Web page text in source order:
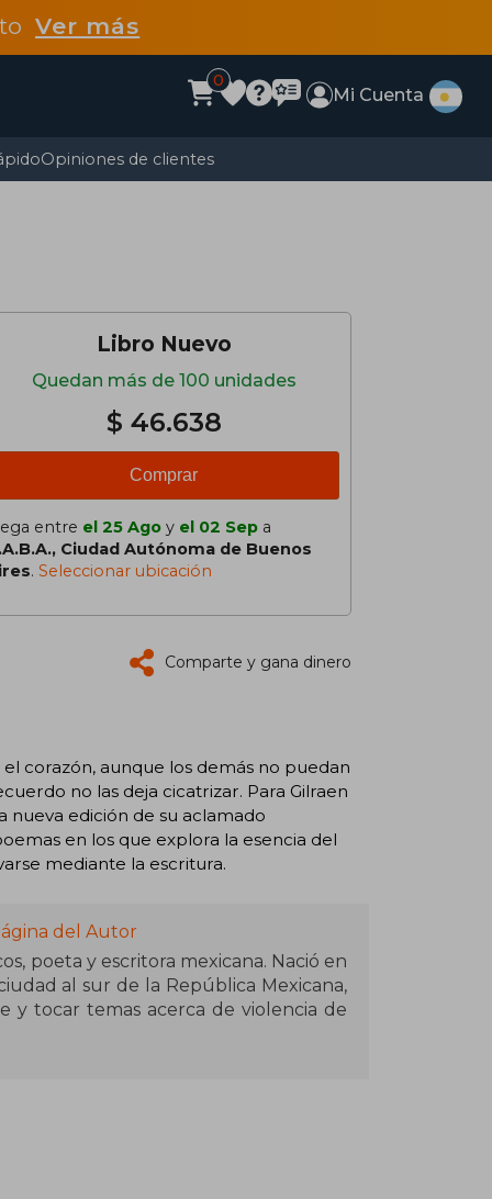
Ver más
0
Mi Cuenta
Opiniones de clientes
Libro Nuevo
Quedan más de 100 unidades
$ 46.638
Comprar
entre el 25 Ago y el 02 Sep a
Ciudad Autónoma de Buenos
. Seleccionar ubicación
Comparte y gana dinero
corazón, aunque los demás no puedan
no las deja cicatrizar. Para Gilraen
nueva edición de su aclamado
en los que explora la esencia del
mediante la escritura.
del Autor
poeta y escritora mexicana. Nació en
al sur de la República Mexicana,
y tocar temas acerca de violencia de